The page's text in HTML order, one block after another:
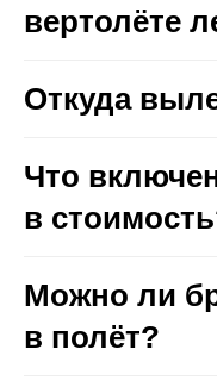
вертолёте
Откуда
Что
в
Можно ли
в полёт?